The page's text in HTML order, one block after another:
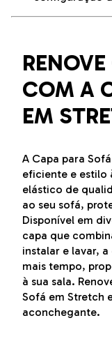
COM A
EM
A Capa para
eficiente e estilo
elástico de
ao seu sofá,
Disponível em
capa que
instalar e lavar,
mais tempo,
à sua sala.
Sofá em Stretch
aconchegante.